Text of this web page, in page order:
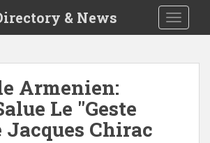
& News
Armenien:
Le "Geste
Jacques Chirac